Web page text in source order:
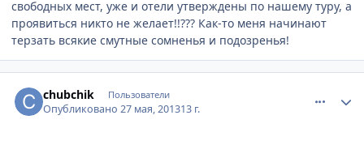
свободных мест, уже и отели утверждены по нашему туру, а
проявиться никто не желает!!??? Как-то меня начинают
терзать всякие смутные сомненья и подозренья!
chubchik Пользователи
Опубликовано27 мая, 201313 г.